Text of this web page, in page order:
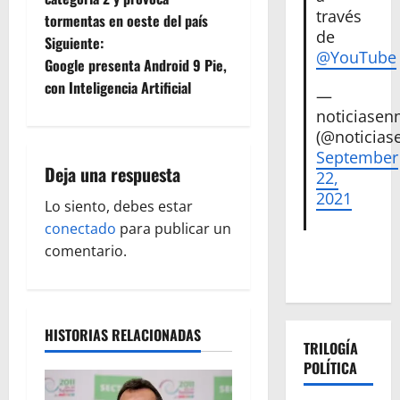
v
e
c
i
ó
d
e
tormentas en oeste del país
Siguiente:
Google presenta Android 9 Pie,
con Inteligencia Artificial
Deja una respuesta
Lo siento, debes estar
conectado para publicar un
comentario.
HISTORIAS RELACIONADAS
través
de
@YouTube
—
September
22,
2021
TRILOGÍA
POLÍTICA